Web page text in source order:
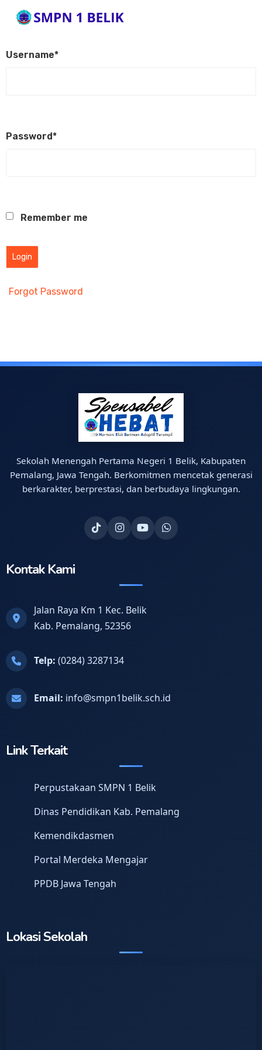
Username*
Password*
Remember me
Forgot Password
Sekolah Menengah Pertama Negeri 1 Belik, Kabupaten
Pemalang, Jawa Tengah. Berkomitmen mencetak generasi
berkarakter, berprestasi, dan berbudaya lingkungan.
Kontak Kami
Jalan Raya Km 1 Kec. Belik
Kab. Pemalang, 52356
Telp: (0284) 3287134
Email: info@smpn1belik.sch.id
Link Terkait
Perpustakaan SMPN 1 Belik
Dinas Pendidikan Kab. Pemalang
Kemendikdasmen
Portal Merdeka Mengajar
PPDB Jawa Tengah
Lokasi Sekolah